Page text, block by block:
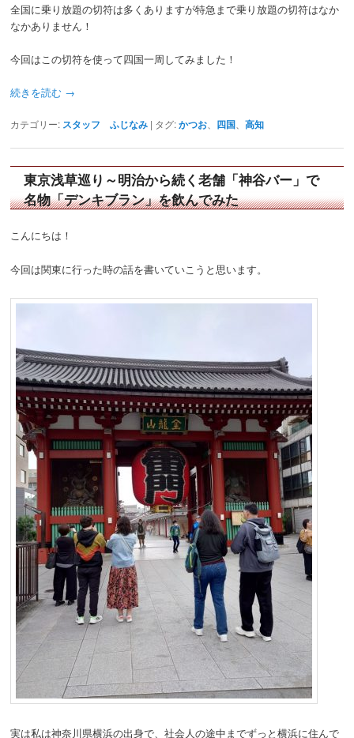
全国に乗り放題の切符は多くありますが特急まで乗り放題の切符はなか
なかありません！
今回はこの切符を使って四国一周してみました！
続きを読む →
カテゴリー: スタッフ ふじなみ | タグ: かつお 四国 、高知
東京浅草巡り～明治から続く老舗「神谷バー」で
名物「デンキブラン」を飲んでみた
こんにちは！
今回は関東に行った時の話を書いていこうと思います。
実は私は神奈川県横浜の出身で、社会人の途中までずっと横浜に住んで